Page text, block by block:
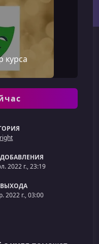
курса
ДОБАВЛЕНИЯ
2022 г., 23:19
ВЫХОДА
2022 г., 03:00